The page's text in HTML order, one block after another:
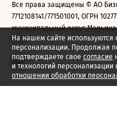
На нашем сайте
персонализации. Продолжая
подтверждаете свое согласие
и технологий персонализации
отношении обработки
Все права защищены © АО
7712108141/771501001, ОГРН
муниципальный округ
2026